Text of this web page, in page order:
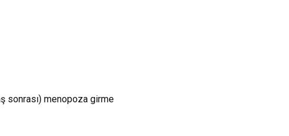
sonrası) menopoza girme